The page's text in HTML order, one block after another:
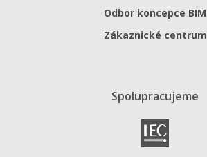
Odbor koncepce BIM
Zákaznické centrum
Spolupracujeme